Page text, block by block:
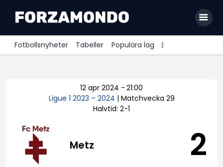
Fotbollsnyheter Tabeller Populära lag
Premier League
Bundesliga
Serie A
12 apr 2024 - 21:00
Ligue 1 2023 – 2024 | Matchvecka 29
Halvtid: 2-1
Metz 2